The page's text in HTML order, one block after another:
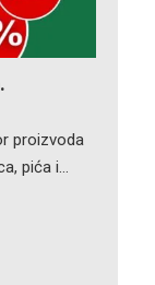
proizvoda
pića i…